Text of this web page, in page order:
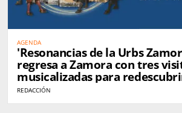
AGENDA
'Resonancias de la Urbs
regresa a Zamora con tres
musicalizadas para
histórico
REDACCIÓN